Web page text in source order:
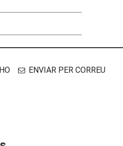
ENVIAR PER CORREU